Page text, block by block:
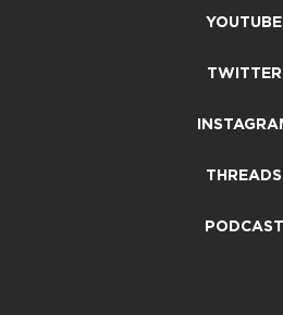
YOUTUBE
TWITTER
THREADS
PODCAST